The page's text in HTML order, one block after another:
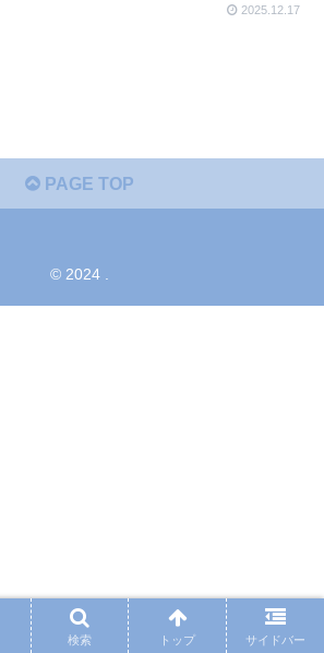
2025.12.17
PAGE TOP
© 2024 .
検索 トップ サイドバー